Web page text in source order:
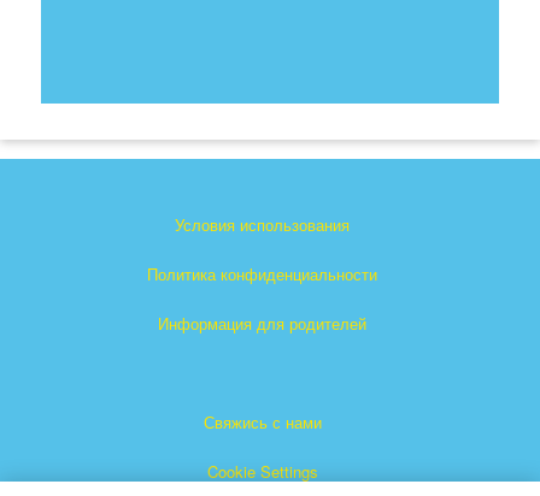
Условия использования
Политика конфиденциальности
Информация для родителей
Свяжись с нами
Cookie Settings